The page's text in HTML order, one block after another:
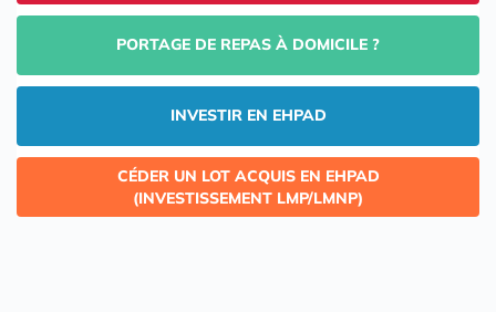
PORTAGE DE REPAS À DOMICILE ?
INVESTIR EN EHPAD
CÉDER UN LOT ACQUIS EN EHPAD
(INVESTISSEMENT LMP/LMNP)